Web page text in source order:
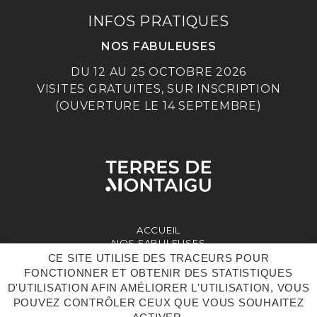
CE SITE UTILISE DES TRACEURS POUR
FONCTIONNER ET OBTENIR DES STATISTIQUES
D'UTILISATION AFIN AMÉLIORER L'UTILISATION, VOUS
POUVEZ CONTRÔLER CEUX QUE VOUS SOUHAITEZ
INFOS PRATIQUES
NOS FABULEUSES
DU 12 AU 25 OCTOBRE 2026
VISITES GRATUITES, SUR INSCRIPTION
(OUVERTURE LE 14 SEPTEMBRE)
ACCUEIL
NOS FABULEUSES
ENTREPRISES PARTICIPANTES
MON COMPTE